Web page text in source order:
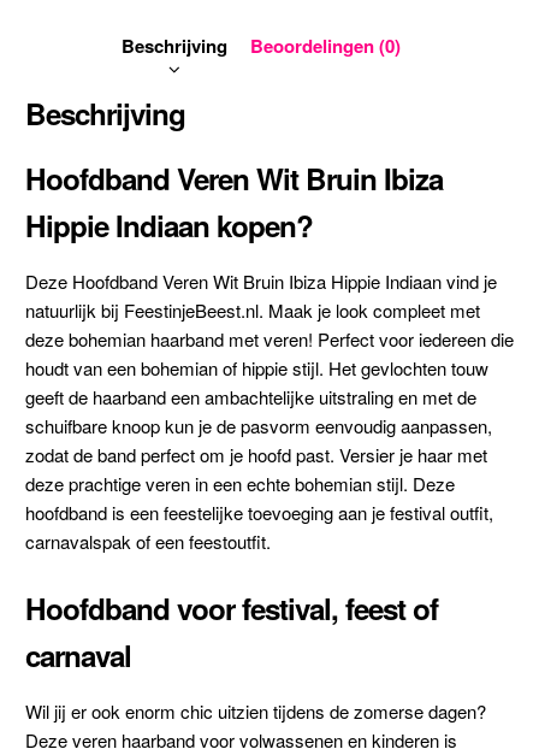
Beschrijving Beoordelingen (0)
Beschrijving
Hoofdband Veren Wit Bruin Ibiza
Hippie Indiaan kopen?
Deze Hoofdband Veren Wit Bruin Ibiza Hippie Indiaan vind je
natuurlijk bij FeestinjeBeest.nl. Maak je look compleet met
deze bohemian haarband met veren! Perfect voor iedereen die
houdt van een bohemian of hippie stijl. Het gevlochten touw
geeft de haarband een ambachtelijke uitstraling en met de
schuifbare knoop kun je de pasvorm eenvoudig aanpassen,
zodat de band perfect om je hoofd past. Versier je haar met
deze prachtige veren in een echte bohemian stijl. Deze
hoofdband is een feestelijke toevoeging aan je festival outfit,
carnavalspak of een feestoutfit.
Hoofdband voor festival, feest of
carnaval
Wil jij er ook enorm chic uitzien tijdens de zomerse dagen?
Deze veren haarband voor volwassenen en kinderen is